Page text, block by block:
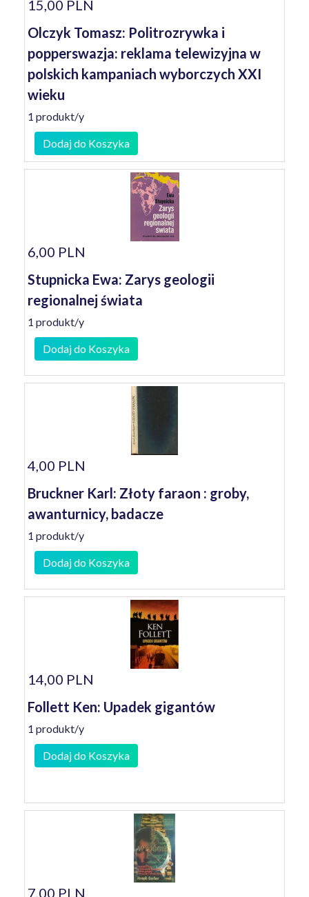
15,00 PLN
Olczyk Tomasz: Politrozrywka i
popperswazja: reklama telewizyjna w
polskich kampaniach wyborczych XXI
wieku
1 produkt/y
Dodaj do Koszyka
6,00 PLN
Stupnicka Ewa: Zarys geologii
regionalnej świata
1 produkt/y
Dodaj do Koszyka
4,00 PLN
Bruckner Karl: Złoty faraon : groby,
awanturnicy, badacze
1 produkt/y
Dodaj do Koszyka
14,00 PLN
Follett Ken: Upadek gigantów
1 produkt/y
Dodaj do Koszyka
7,00 PLN